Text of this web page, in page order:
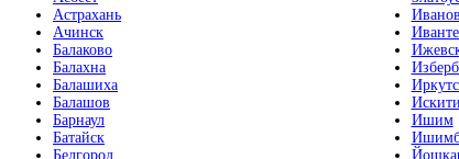
Астрахань
Ачинск
Балаково
Балахна
Балашиха
Балашов
Барнаул
Батайск
Белгород
Ишим